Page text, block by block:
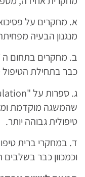
א. מחקרים על
מנגנון הבעיה
כבר בתחילת הטיפול
שהמשגה מוקדמת
טיפולית גבוהה יותר.
ד. במחקרי ברית
וכמכוון כבר